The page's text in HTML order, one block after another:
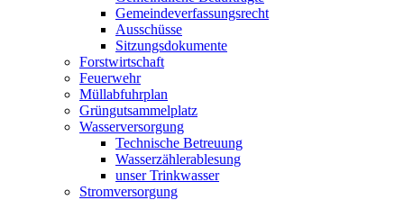
Gemeindeverfassungsrecht
Ausschüsse
Sitzungsdokumente
Forstwirtschaft
Feuerwehr
Müllabfuhrplan
Grüngutsammelplatz
Wasserversorgung
Technische Betreuung
Wasserzählerablesung
unser Trinkwasser
Stromversorgung